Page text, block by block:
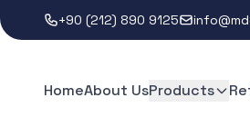
+90 (212) 890 9125
HomeAbout UsProducts